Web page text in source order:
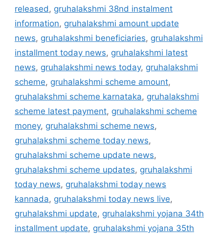
released, gruhalakshmi 38nd instalment
information, gruhalakshmi amount update
news, gruhalakshmi beneficiaries, gruhalakshmi
installment today news, gruhalakshmi latest
news, gruhalakshmi news today, gruhalakshmi
scheme, gruhalakshmi scheme amount,
gruhalakshmi scheme karnataka, gruhalakshmi
scheme latest payment, gruhalakshmi scheme
money, gruhalakshmi scheme news,
gruhalakshmi scheme today news,
gruhalakshmi scheme update news,
gruhalakshmi scheme updates, gruhalakshmi
today news, gruhalakshmi today news
kannada, gruhalakshmi today news live,
gruhalakshmi update, gruhalakshmi yojana 34th
installment update, gruhalakshmi yojana 35th